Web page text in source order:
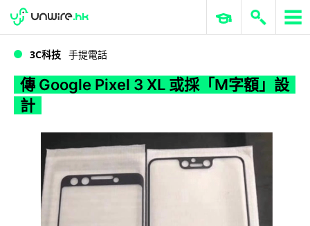
傳 Google Pixel 3 XL 或採「M字額」設計
WWDC 2026 ERP 與商業 AI
3C科技 手提電話
傳 Google Pixel 3 XL 或採「M字額」設
計